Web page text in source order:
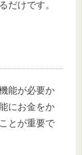
だけです。
能が必要か
にお金をか
とが重要で